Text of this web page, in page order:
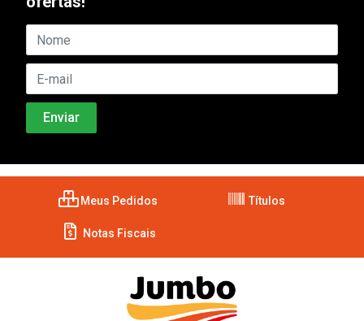
Meus Pedidos Títulos
Notas Fiscais